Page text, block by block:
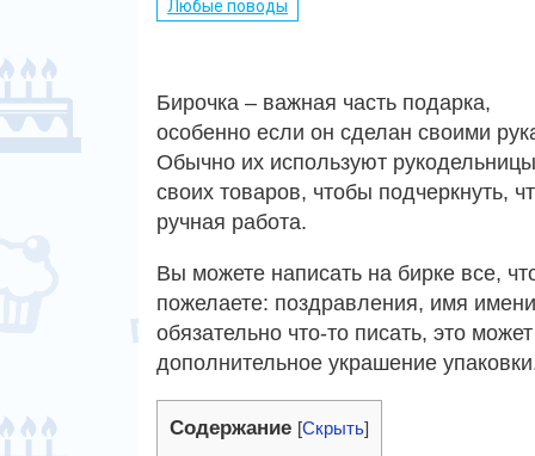
Любые поводы
Бирочка – важная часть подарка,
особенно если он сделан своими
Обычно их используют
своих товаров, чтобы подчеркнуть,
ручная работа.
Вы можете написать на бирке все,
пожелаете: поздравления, имя
обязательно что-то писать, это
дополнительное украшение
Содержание [Скрыть]